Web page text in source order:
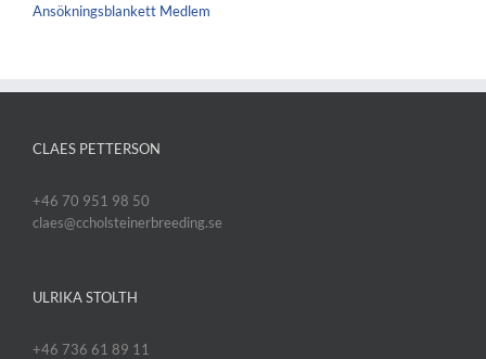
Ansökningsblankett Medlem
CLAES PETTERSON
+46 70 951 98 50
claes@ccholsteinerbreeding.se
ULRIKA STOLTH
+46 736 61 89 11